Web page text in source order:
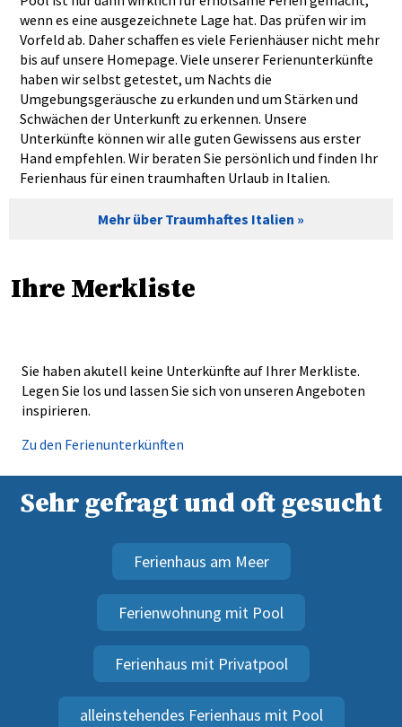
wenn es eine ausgezeichnete Lage hat. Das prüfen wir im
Vorfeld ab. Daher schaffen es viele Ferienhäuser nicht mehr
bis auf unsere Homepage. Viele unserer Ferienunterkünfte
haben wir selbst getestet, um Nachts die
Umgebungsgeräusche zu erkunden und um Stärken und
Schwächen der Unterkunft zu erkennen. Unsere
Unterkünfte können wir alle guten Gewissens aus erster
Hand empfehlen. Wir beraten Sie persönlich und finden Ihr
Ferienhaus für einen traumhaften Urlaub in Italien.
Mehr über Traumhaftes Italien
Ihre Merkliste
Sie haben akutell keine Unterkünfte auf Ihrer Merkliste.
Legen Sie los und lassen Sie sich von unseren Angeboten
inspirieren.
Zu den Ferienunterkünften
Sehr gefragt und oft gesucht
Ferienhaus am Meer
Ferienwohnung mit Pool
Ferienhaus mit Privatpool
alleinstehendes Ferienhaus mit Pool